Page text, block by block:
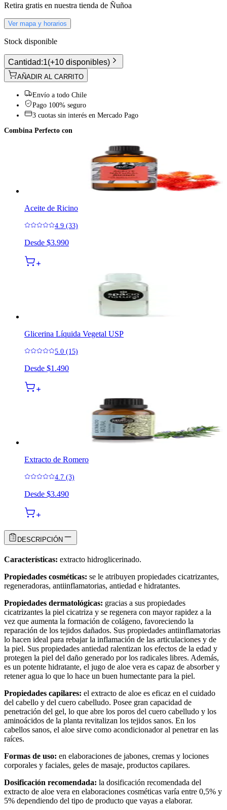
Retira gratis en nuestra tienda de Ñuñoa
Ver mapa y horarios
Stock disponible
Cantidad:1(+10 disponibles)
AÑADIR AL CARRITO
Envío a todo Chile
Pago 100% seguro
3 cuotas sin interés en Mercado Pago
Combina Perfecto con
Aceite de Ricino
4.9 (33)
Desde $3.990
Glicerina Líquida Vegetal USP
5.0 (15)
Desde $1.490
Extracto de Romero
4.7 (3)
Desde $3.490
DESCRIPCIÓN
Características: extracto hidroglicerinado.
Propiedades cosméticas: se le atribuyen propiedades cicatrizantes,
regeneradoras, antiinflamatorias, antiedad e hidratantes.
Propiedades dermatológicas: gracias a sus propiedades
cicatrizantes la piel cicatriza y se regenera con mayor rapidez a la
vez que aumenta la formación de colágeno, favoreciendo la
reparación de los tejidos dañados. Sus propiedades antiinflamatorias
lo hacen ideal para rebajar la inflamación de las articulaciones y de
la piel. Sus propiedades antiedad ralentizan los efectos de la edad y
protegen la piel del daño generado por los radicales libres. Además,
es un potente hidratante, el jugo de aloe vera es capaz de absorber y
retener agua lo que lo hace un buen humectante para la piel.
Propiedades capilares: el extracto de aloe es eficaz en el cuidado
del cabello y del cuero cabelludo. Posee gran capacidad de
penetración del gel, lo que abre los poros del cuero cabelludo y los
aminoácidos de la planta revitalizan los tejidos sanos. En los
cabellos sanos, el aloe sirve como acondicionador al penetrar en las
raíces.
Formas de uso: en elaboraciones de jabones, cremas y lociones
corporales y faciales, geles de masaje, productos capilares.
Dosificación recomendada: la dosificación recomendada del
extracto de aloe vera en elaboraciones cosméticas varía entre 0,5% y
5% dependiendo del tipo de producto que vayas a elaborar.